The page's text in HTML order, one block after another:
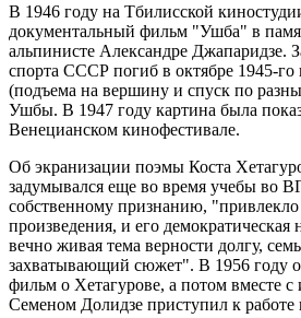
В 1946 году на Тбилисской
документальный фильм "Ушба" в
альпинисте Александре Джапаридзе.
спорта СССР погиб в октябре 1945-го
(подъема на вершину и спуск по
Ушбы. В 1947 году картина была
Венецианском кинофестивале.
Об экранизации поэмы Коста
задумывался еще во время учебы во
собственному признанию,
произведения, и его демократическая
вечно живая тема верности долгу,
захватывающий сюжет". В 1956 году
фильм о Хетагурове, а потом вместе
Семеном Долидзе приступил к